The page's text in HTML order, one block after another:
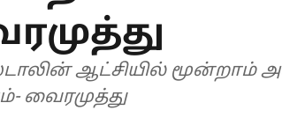
ஆட்சியில் மூன்றாம்
வைரமுத்து